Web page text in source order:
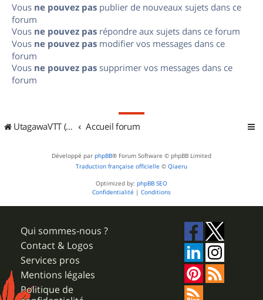
Vous ne pouvez pas publier de nouveaux sujets dans ce
forum
Vous ne pouvez pas répondre aux sujets dans ce forum
Vous ne pouvez pas modifier vos messages dans ce
forum
Vous ne pouvez pas supprimer vos messages dans ce
forum
UtagawaVTT (Randos VTT et VTTAE avec traces GPS) Accueil forum
Développé par phpBB® Forum Software © phpBB Limited
Traduction française officielle © Qiaeru
Optimized by: phpBB SEO
Confidentialité | Conditions
Qui sommes-nous ?
Contact & Logos
Services pros
Mentions légales
Politique de